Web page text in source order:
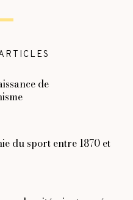
de
du sport entre 1870 et